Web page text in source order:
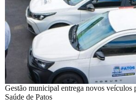
Gestão municipal entrega novos veículos
Saúde de Patos